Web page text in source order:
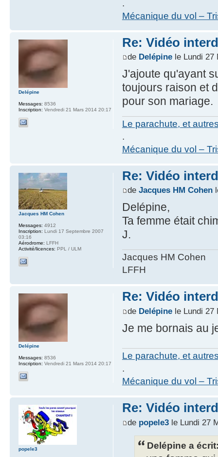
.
Mécanique du vol –
Re: Vidéo
de Delépinele Lundi 27
J'ajoute qu'ayant
toujours raison et
pour son mariage.
Le parachute, et
.
Mécanique du vol –
Delépine
Messages: 8536
Inscription: Vendredi 21 Mars 2014 20:17
Re: Vidéo
de Jacques HM Cohen
Delépine,
Ta femme était
J.
Jacques HM Cohen
LFFH
Jacques HM Cohen
Messages: 4912
Inscription: Lundi 17 Septembre 2007
03:16
Aérodrome: LFFH
Activité/licences: PPL / ULM
Re: Vidéo
de Delépinele Lundi 27
Je me bornais au
Le parachute, et
.
Mécanique du vol –
Delépine
Messages: 8536
Inscription: Vendredi 21 Mars 2014 20:17
Re: Vidéo
de popele3le Lundi 27
Delépine a
popele3